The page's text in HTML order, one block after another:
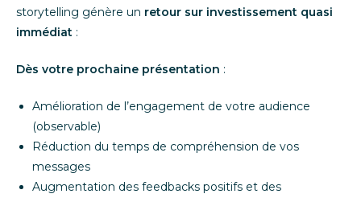
storytelling génère un retour sur investissement quasi
immédiat :
Dès votre prochaine présentation :
Amélioration de l’engagement de votre audience
(observable)
Réduction du temps de compréhension de vos
messages
Augmentation des feedbacks positifs et des